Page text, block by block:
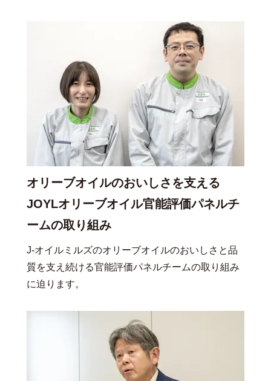
オリーブオイルのおいしさを支える
JOYLオリーブオイル官能評価パネルチ
ームの取り組み
J-オイルミルズのオリーブオイルのおいしさと品
質を支え続ける官能評価パネルチームの取り組み
に迫ります。